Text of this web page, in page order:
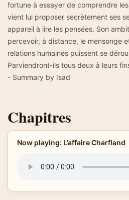
fortune à essayer de comprendre
vient lui proposer secrètement ses
appareil à lire les pensées. Son
percevoir, à distance, le mensonge
relations humaines puissent se
Parviendront-ils tous deux à leurs
- Summary by Isad
Chapitres
Now playing: L’affaire Charfland